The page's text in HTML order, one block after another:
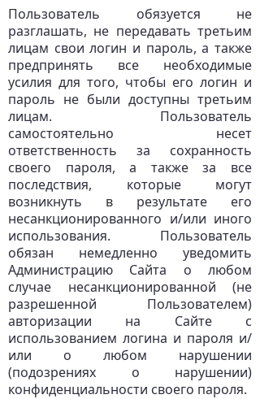
Пользователь обязуется не
разглашать, не передавать третьим
лицам свои логин и пароль, а также
предпринять все необходимые
усилия для того, чтобы его логин и
пароль не были доступны третьим
лицам. Пользователь
самостоятельно несет
ответственность за сохранность
своего пароля, а также за все
последствия, которые могут
возникнуть в результате его
несанкционированного и/или иного
использования. Пользователь
обязан немедленно уведомить
Администрацию Сайта о любом
случае несанкционированной (не
разрешенной Пользователем)
авторизации на Сайте с
использованием логина и пароля и/
или о любом нарушении
(подозрениях о нарушении)
конфиденциальности своего пароля.